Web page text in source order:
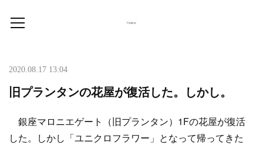
2020.08.17 13:04
旧プランタンの花屋が復活した。しかし。
銀座マロニエゲート（旧プランタン）1Fの花屋が復活
した。しかし「ユニクロフラワー」となって帰ってきた